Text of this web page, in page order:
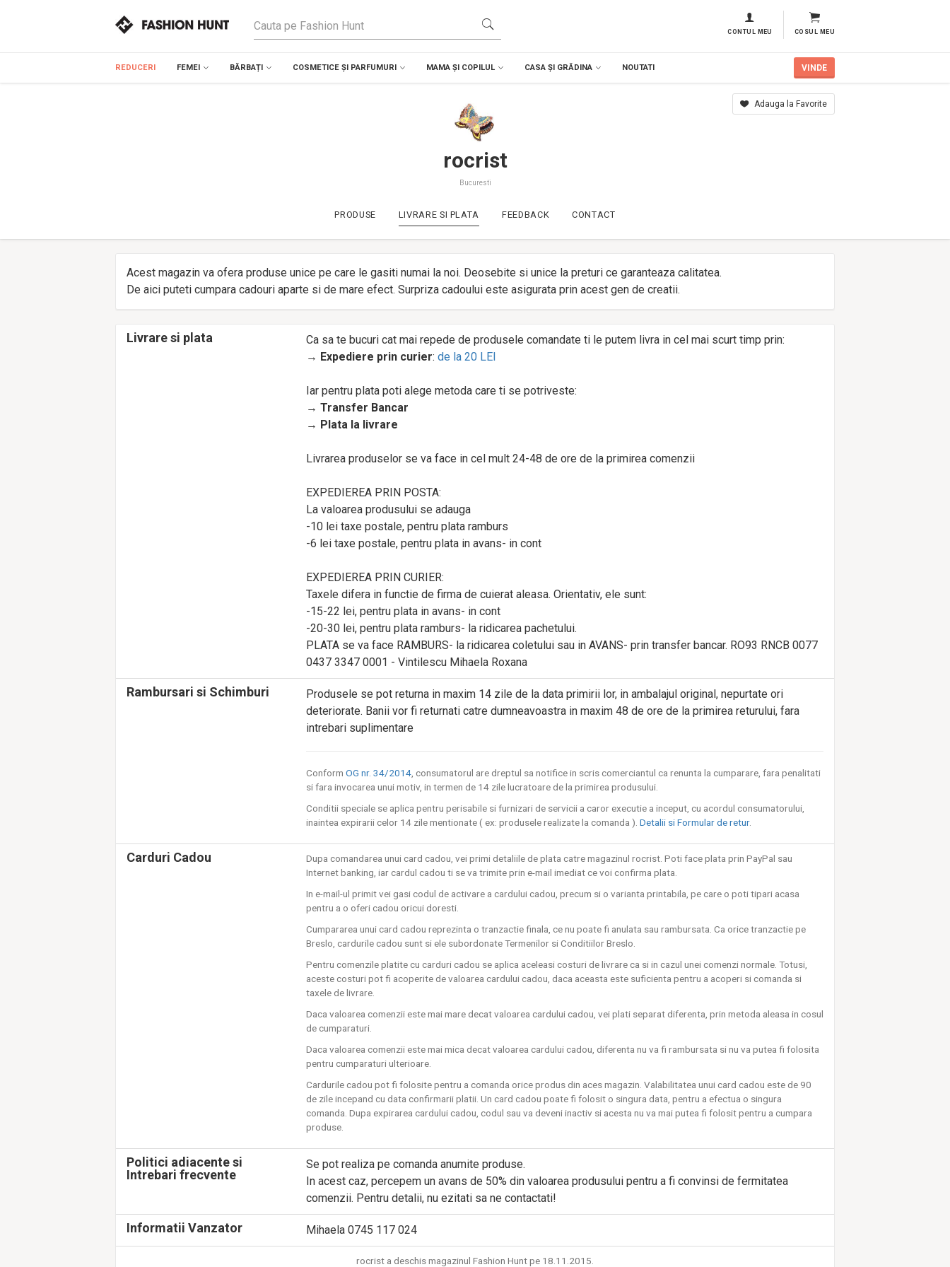
CONTUL MEU COSUL MEU
REDUCERI FEMEI BĂRBAȚI COSMETICE ȘI PARFUMURI MAMA ȘI COPILUL CASA ȘI GRĂDINA NOUTATI VINDE
rocrist
Bucuresti
PRODUSE LIVRARE SI PLATA FEEDBACK CONTACT
Adauga la Favorite
Acest magazin va ofera produse unice pe care le gasiti numai la noi. Deosebite si unice la preturi ce garanteaza calitatea.
De aici puteti cumpara cadouri aparte si de mare efect. Surpriza cadoului este asigurata prin acest gen de creatii.
Livrare si plata
Ca sa te bucuri cat mai repede de produsele comandate ti le putem livra in cel mai scurt timp prin:
→ Expediere prin curier: de la 20 LEI
Iar pentru plata poti alege metoda care ti se potriveste:
→ Transfer Bancar
→ Plata la livrare
Livrarea produselor se va face in cel mult 24-48 de ore de la primirea comenzii
EXPEDIEREA PRIN POSTA:
La valoarea produsului se adauga
-10 lei taxe postale, pentru plata ramburs
-6 lei taxe postale, pentru plata in avans- in cont
EXPEDIEREA PRIN CURIER:
Taxele difera in functie de firma de cuierat aleasa. Orientativ, ele sunt:
-15-22 lei, pentru plata in avans- in cont
-20-30 lei, pentru plata ramburs- la ridicarea pachetului.
PLATA se va face RAMBURS- la ridicarea coletului sau in AVANS- prin transfer bancar. RO93 RNCB 0077
0437 3347 0001 - Vintilescu Mihaela Roxana
Rambursari si Schimburi
Produsele se pot returna in maxim 14 zile de la data primirii lor, in ambalajul original, nepurtate ori
deteriorate. Banii vor fi returnati catre dumneavoastra in maxim 48 de ore de la primirea returului, fara
intrebari suplimentare
Conform OG nr. 34/2014 , consumatorul are dreptul sa notifice in scris comerciantul ca renunta la cumparare, fara penalitati
si fara invocarea unui motiv, in termen de 14 zile lucratoare de la primirea produsului.
Conditii speciale se aplica pentru perisabile si furnizari de servicii a caror executie a inceput, cu acordul consumatorului,
inaintea expirarii celor 14 zile mentionate ( ex: produsele realizate la comanda ). Detalii si Formular de retur.
Carduri Cadou
Dupa comandarea unui card cadou, vei primi detaliile de plata catre magazinul rocrist. Poti face plata prin PayPal sau
Internet banking, iar cardul cadou ti se va trimite prin e-mail imediat ce voi confirma plata.
In e-mail-ul primit vei gasi codul de activare a cardului cadou, precum si o varianta printabila, pe care o poti tipari acasa
pentru a o oferi cadou oricui doresti.
Cumpararea unui card cadou reprezinta o tranzactie finala, ce nu poate fi anulata sau rambursata. Ca orice tranzactie pe
Breslo, cardurile cadou sunt si ele subordonate Termenilor si Conditiilor Breslo.
Pentru comenzile platite cu carduri cadou se aplica aceleasi costuri de livrare ca si in cazul unei comenzi normale. Totusi,
aceste costuri pot fi acoperite de valoarea cardului cadou, daca aceasta este suficienta pentru a acoperi si comanda si
taxele de livrare.
Daca valoarea comenzii este mai mare decat valoarea cardului cadou, vei plati separat diferenta, prin metoda aleasa in cosul
de cumparaturi.
Daca valoarea comenzii este mai mica decat valoarea cardului cadou, diferenta nu va fi rambursata si nu va putea fi folosita
pentru cumparaturi ulterioare.
Cardurile cadou pot fi folosite pentru a comanda orice produs din aces magazin. Valabilitatea unui card cadou este de 90
de zile incepand cu data confirmarii platii. Un card cadou poate fi folosit o singura data, pentru a efectua o singura
comanda. Dupa expirarea cardului cadou, codul sau va deveni inactiv si acesta nu va mai putea fi folosit pentru a cumpara
produse.
Politici adiacente si
Intrebari frecvente
Se pot realiza pe comanda anumite produse.
In acest caz, percepem un avans de 50% din valoarea produsului pentru a fi convinsi de fermitatea
comenzii. Pentru detalii, nu ezitati sa ne contactati!
Informatii Vanzator Mihaela 0745 117 024
rocrist a deschis magazinul Fashion Hunt pe 18.11.2015.